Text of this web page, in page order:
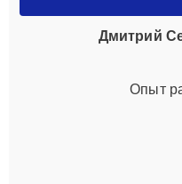
Дмитрий
Опыт